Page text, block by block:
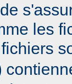
les